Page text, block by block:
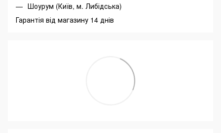
Шоурум (Київ, м. Либідська)
Гарантія від магазину 14 днів